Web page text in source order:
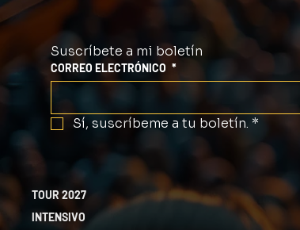
Suscríbete a mi boletín
CORREO ELECTRÓNICO *
Sí, suscríbeme a tu boletín. *
TOUR 2027
INTENSIVO